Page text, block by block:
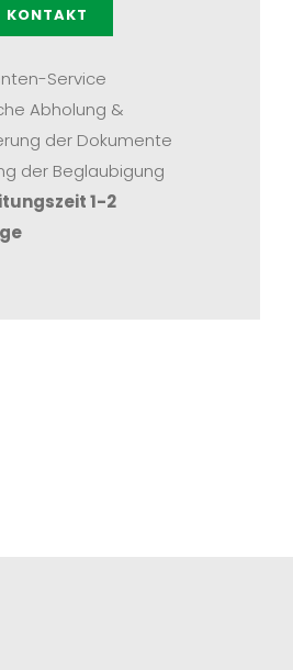
KONTAKT
Service
Abholung &
der Dokumente
der Beglaubigung
1-2